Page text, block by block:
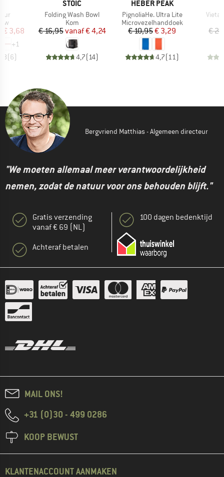
prijs
€ 3,68
+1
(6)
MERK
STOIC
Artikel
Folding Wash Bowl
Productgroep
Kom
Prijs
€ 16,95 Verlaagde prijs
vanaf€ 4,24
4,7(14)
MERK
HEBER PEAK
Artikel
PignoliaHe. Ultra Lite
Productgroep
Microvezelhanddoek
Prijs
€ 10,95Verlaagde prijs
€ 3,29
4,7(11)
Artikel
€
Bergvriend Matthias - Algemeen directeur
"We moeten allemaal meer verantwoordelijkheid
nemen, zodat de natuur voor ons behouden blijft."
Gratis verzending
vanaf € 69 (NL)
Achteraf betalen
100 dagen bedenktijd
MAIL ONS!
+31 (0)30 - 499 0286
KOOP BEWUST
KLANTENACCOUNT AANMAKEN